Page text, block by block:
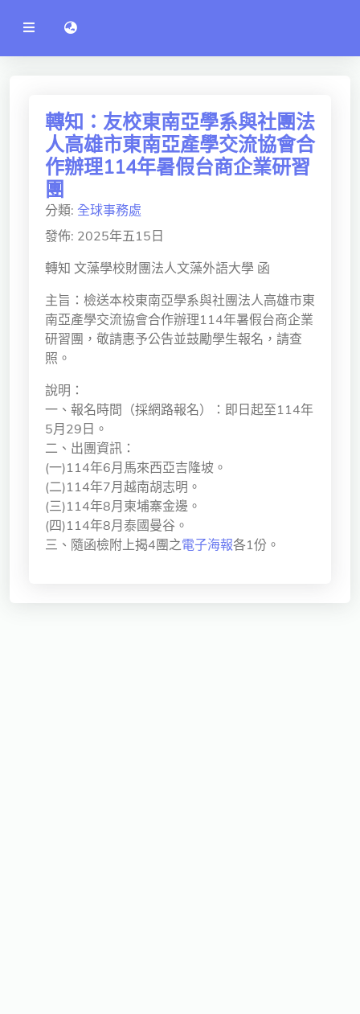
公
告
系
工程學院
資訊學院
管理學院
人文社社會學院
電機通訊學院
醫護學院
研究中心
通識教學部
語言切換 language switch
轉知：友校東南亞學系與社團法
人高雄市東南亞產學交流協會合
作辦理114年暑假台商企業研習
團
分類: 全球事務處
發佈: 2025年五15日
轉知 文藻學校財團法人文藻外語大學 函
主旨：檢送本校東南亞學系與社團法人高雄市東
南亞產學交流協會合作辦理114年暑假台商企業
研習團，敬請惠予公告並鼓勵學生報名，請查
照。
說明：
一、報名時間（採網路報名）：即日起至114年
5月29日。
二、出團資訊：
(一)114年6月馬來西亞吉隆坡。
(二)114年7月越南胡志明。
(三)114年8月柬埔寨金邊。
(四)114年8月泰國曼谷。
三、隨函檢附上揭4團之電子海報各1份。